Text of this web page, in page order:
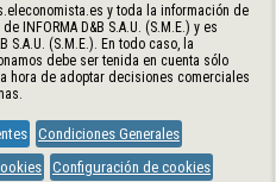
y toda la información de
INFORMA D&B S.A.U. (S.M.E.) y es
S.A.U. (S.M.E.). En todo caso, la
debe ser tenida en cuenta sólo
hora de adoptar decisiones comerciales
Condiciones Generales
Configuración de cookies